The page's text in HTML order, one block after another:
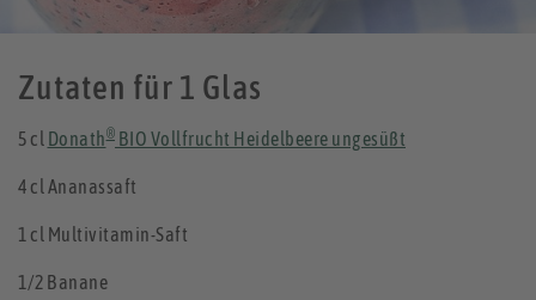
Zutaten für 1 Glas
5 cl Donath® BIO Vollfrucht Heidelbeere ungesüßt
4 cl Ananassaft
1 cl Multivitamin-Saft
1/2 Banane